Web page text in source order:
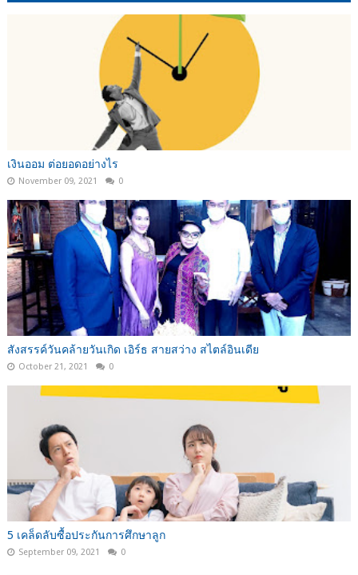
เงินออม ต่อยอดอย่างไร
November 09, 2021 0
สังสรรค์วันคล้ายวันเกิด เอิร์ธ สายสว่าง สไตล์อินเดีย
October 21, 2021 0
5 เคล็ดลับซื้อประกันการศึกษาลูก
September 09, 2021 0